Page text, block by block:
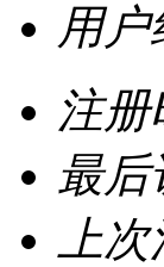
用户
注册
最后
上